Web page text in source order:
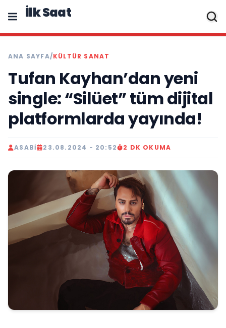
İlk Saat
ANA SAYFA/KÜLTÜR SANAT
Tufan Kayhan’dan yeni
single: “Silüet” tüm dijital
platformlarda yayında!
ASABI 23.08.2024 - 20:52 2 DK OKUMA